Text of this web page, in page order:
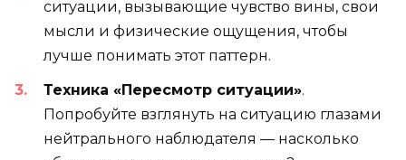
ситуации, вызывающие чувство вины, свои
мысли и физические ощущения, чтобы
лучше понимать этот паттерн.
Техника «Пересмотр ситуации».
Попробуйте взглянуть на ситуацию глазами
нейтрального наблюдателя — насколько